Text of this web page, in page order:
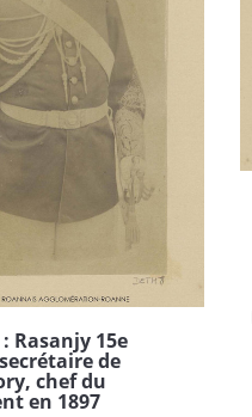
Rasanjy 15e
de
chef du
en 1897